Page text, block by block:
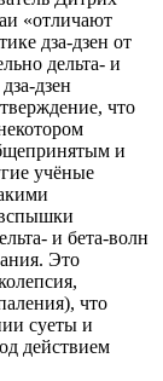
«отличают
дза-дзен от
дельта- и
дзен
что
и
учёные
и бета-волн
Это
что
суеты и
действием